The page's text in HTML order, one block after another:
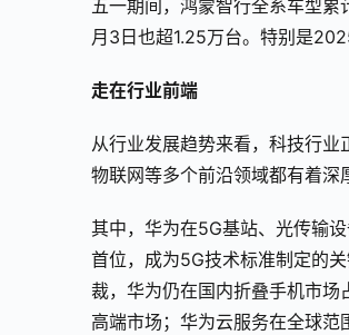
五一期间，鸿蒙智行全系车型
月3日也超1.25万台。特别是
走在行业前端
从行业发展趋势来看，科技行业
物联网等多个前沿领域都有着深
其中，华为在5G基站、光传输
首位，成为5G技术标准制定的
裁，华为仍在国内折叠手机市
高端市场；华为云服务在全球